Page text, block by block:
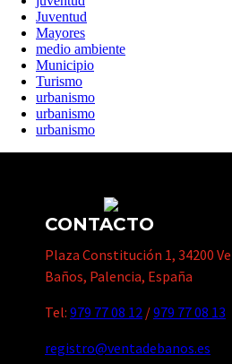
Juventud
Mayores
medio ambiente
Municipio
Turismo
urbanismo
urbanismo
urbanismo
CONTACTO
Plaza Constitución 1, 34200
Baños, Palencia, España
Tel: 979 77 08 12 /979 77 08 13
registro@ventadebanos.es